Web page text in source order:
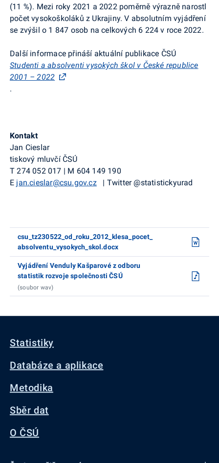
(11 %). Mezi roky 2021 a 2022 poměrně výrazně narostl
počet vysokoškoláků z Ukrajiny. V absolutním vyjádření
se zvýšil o 1 847 osob na celkových 6 224 v roce 2022.
Další informace přináší aktuální publikace ČSÚ
Studenti a absolventi vysokých škol v České republice
2001 – 2022
.
Kontakt
Jan Cieslar
tiskový mluvčí ČSÚ
T 274 052 017 | M 604 149 190
E jan.cieslar@csu.gov.cz | Twitter@statistickyurad
csu_tz230522_od_roku_2012_klesa_pocet_
absolventu_vysokych_skol.docx
Vyjádření Venduly Kašparové z odboru
statistik rozvoje společnosti ČSÚ
(soubor wav)
Statistiky
Databáze a aplikace
Metodika
Sběr dat
O ČSÚ